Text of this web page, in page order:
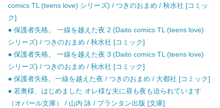
comics TL (teens love) シリーズ) / つきのおまめ / 秋水社 [コミッ
ク]
● 保護者失格。 一線を越えた夜 2 (Daito comics TL (teens love)
シリーズ) / つきのおまめ / 秋水社 [コミック]
● 保護者失格。 一線を越えた夜 3 (Daito comics TL (teens love)
シリーズ) / つきのおまめ / 秋水社 [コミック]
● 保護者失格。一線を越えた夜 / つきのおまめ / 大都社 [コミック]
● 若奥様、はじめました オレ様な夫に昼も夜も迫られています
（オパール文庫） / 山内 詠 / プランタン出版 [文庫]